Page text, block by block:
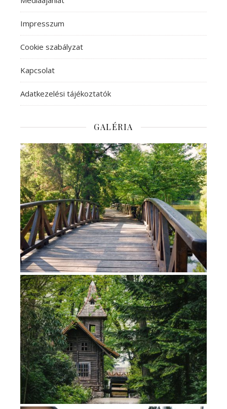
Impresszum
Cookie szabályzat
Kapcsolat
Adatkezelési tájékoztatók
GALÉRIA